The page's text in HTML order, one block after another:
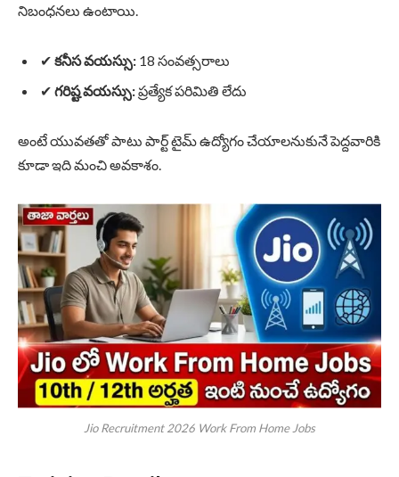
నిబంధనలు ఉంటాయి.
✔ కనీస వయస్సు: 18 సంవత్సరాలు
✔ గరిష్ట వయస్సు:ప్రత్యేక పరిమితి లేదు
అంటే యువతతో పాటు పార్ట్ టైమ్ ఉద్యోగం చేయాలనుకునే పెద్దవారికి
కూడా ఇది మంచి అవకాశం.
Jio Recruitment 2026 Work From Home Jobs